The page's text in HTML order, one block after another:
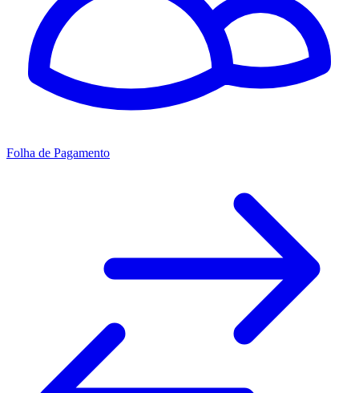
Folha de Pagamento